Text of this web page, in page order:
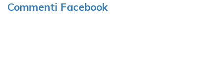
Commenti Facebook